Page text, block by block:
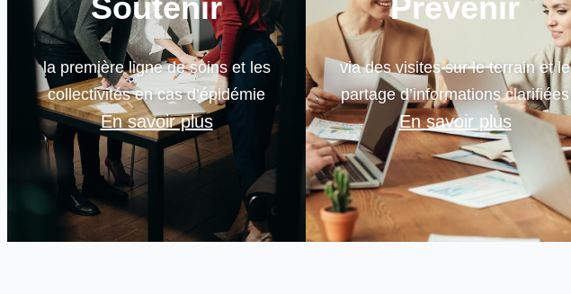
Soutenir
la première ligne de soins et les
collectivités en cas d’épidémie
En savoir plus
Prévenir
via des visites sur le terrain et le
partage d’informations clarifiées
En savoir plus